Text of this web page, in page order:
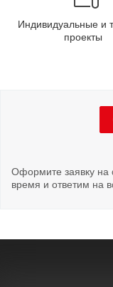
Индивидуальные и
проекты
Оформите заявку на
время и ответим на